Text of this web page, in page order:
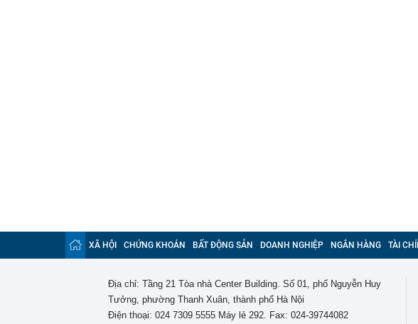
XÃ HỘI CHỨNG KHOÁN BẤT ĐỘNG SẢN DOANH NGHIỆP NGÂN HÀNG TÀI
Địa chỉ: Tầng 21 Tòa nhà Center Building. Số 01, phố Nguyễn Huy
Tưởng, phường Thanh Xuân, thành phố Hà Nội
Điện thoại: 024 7309 5555 Máy lẻ 292. Fax: 024-39744082